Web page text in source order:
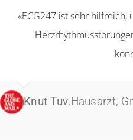
«ECG247 ist sehr
Knut Tuv,Hausarzt,